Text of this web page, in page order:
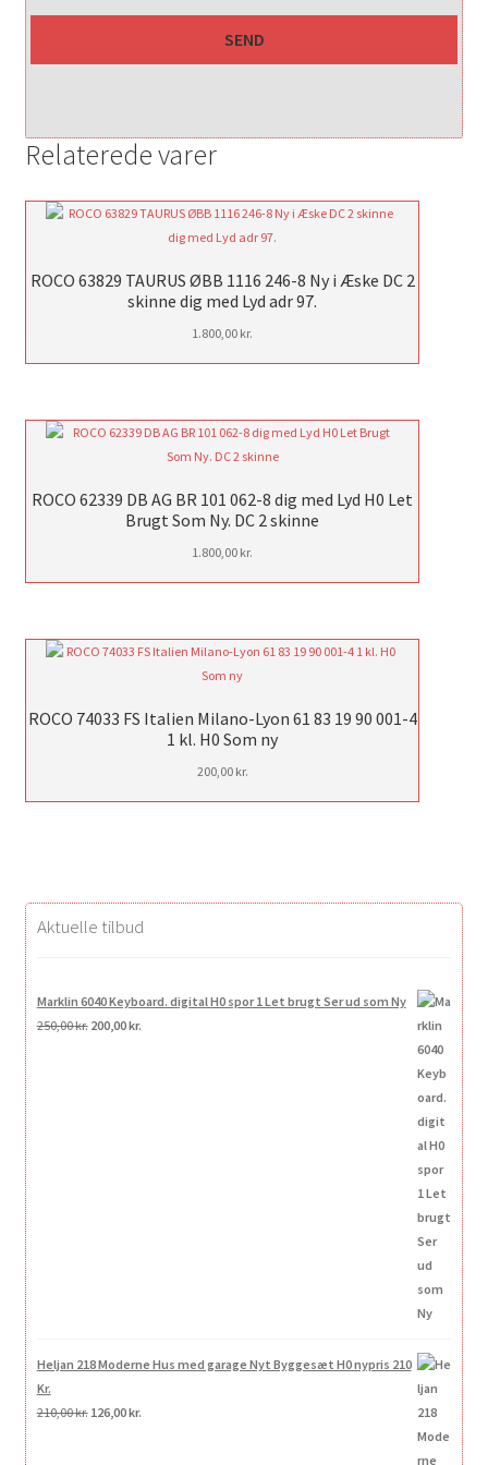
Relaterede varer
ROCO 63829 TAURUS ØBB 1116 246-8 Ny i Æske DC 2
skinne dig med Lyd adr 97.
1.800,00 kr.
ROCO 62339 DB AG BR 101 062-8 dig med Lyd H0 Let
Brugt Som Ny. DC 2 skinne
1.800,00 kr.
ROCO 74033 FS Italien Milano-Lyon 61 83 19 90 001-4
1 kl. H0 Som ny
200,00 kr.
Aktuelle tilbud
Marklin 6040 Keyboard. digital H0 spor 1 Let brugt Ser ud som Ny
250,00kr. Den
200,00kr.Den
Heljan 218 Moderne Hus med garage Nyt Byggesæt H0 nypris 210
Kr.
210,00kr. Den
126,00kr.Den